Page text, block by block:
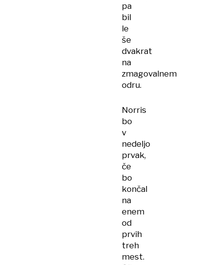
pa
bil
le
še
dvakrat
na
zmagovalnem
odru.
Norris
bo
v
nedeljo
prvak,
če
bo
končal
na
enem
od
prvih
treh
mest.